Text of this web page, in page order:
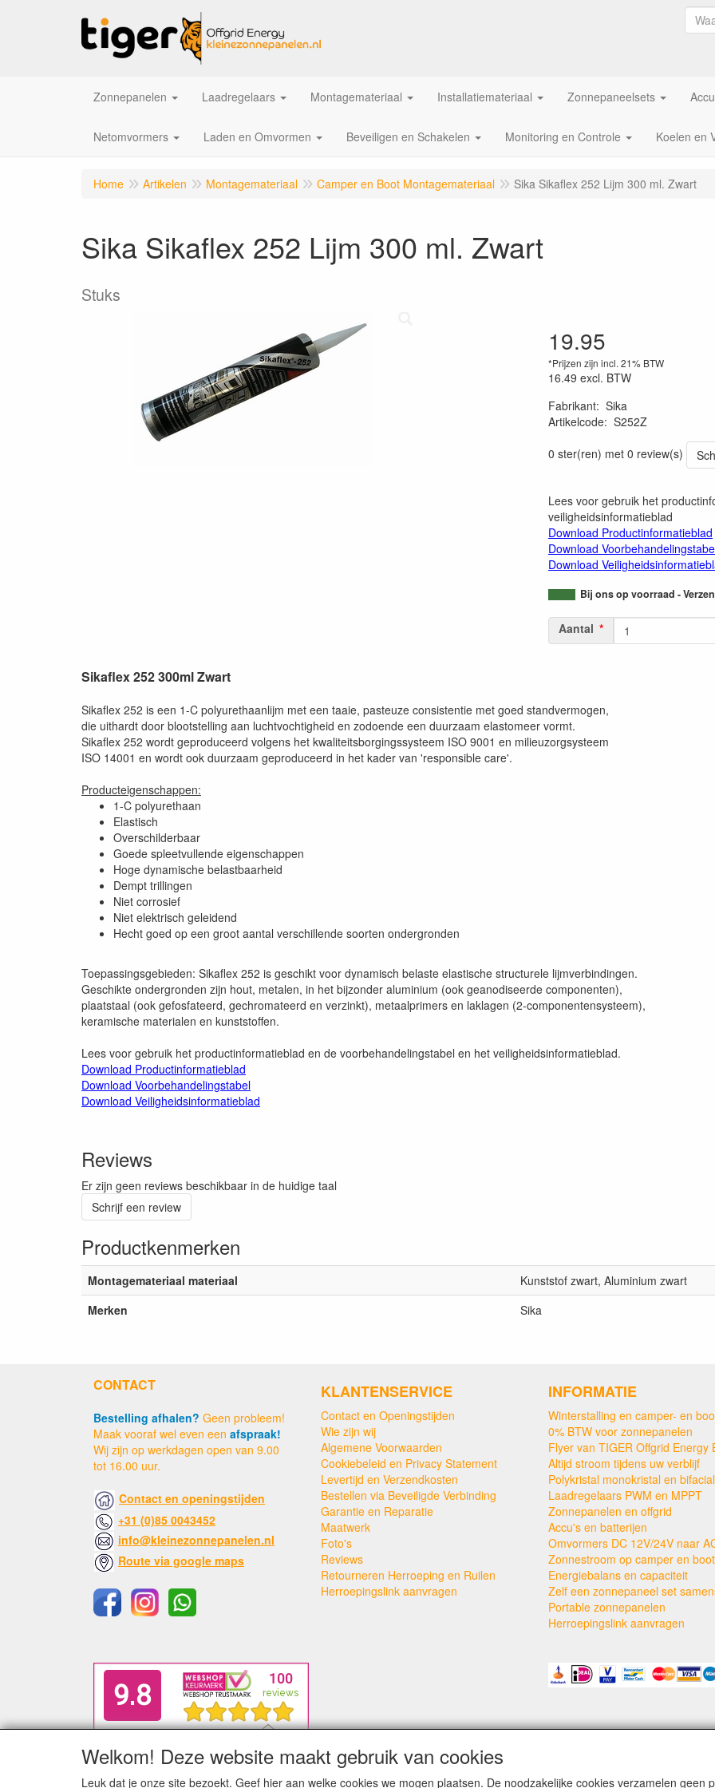
Zonnepanelen Laadregelaars Montagemateriaal Installatiemateriaal Zonnepaneelsets
Netomvormers Laden en Omvormen Beveiligen en Schakelen Monitoring en Controle Koelen en
Home Artikelen Montagemateriaal Camper en Boot Montagemateriaal Sika Sikaflex 252 Lijm 300 ml. Zwart
Sika Sikaflex 252 Lijm 300 ml. Zwart
Stuks
19.95
*Prijzen zijn incl. 21% BTW
16.49 excl. BTW
Fabrikant: Sika
Artikelcode: S252Z
0 ster(ren) met 0 review(s)
Lees voor gebruik het
veiligheidsinformatieblad
Download Productinformatieblad
Download
Download
Bij ons op voorraad -
Aantal
Sikaflex 252 300ml Zwart
Sikaflex 252 is een 1-C polyurethaanlijm met een taaie, pasteuze consistentie met goed standvermogen,
die uithardt door blootstelling aan luchtvochtigheid en zodoende een duurzaam elastomeer vormt.
Sikaflex 252 wordt geproduceerd volgens het kwaliteitsborgingssysteem ISO 9001 en milieuzorgsysteem
ISO 14001 en wordt ook duurzaam geproduceerd in het kader van 'responsible care'.
Producteigenschappen:
1-C polyurethaan
Elastisch
Overschilderbaar
Goede spleetvullende eigenschappen
Hoge dynamische belastbaarheid
Dempt trillingen
Niet corrosief
Niet elektrisch geleidend
Hecht goed op een groot aantal verschillende soorten ondergronden
Toepassingsgebieden: Sikaflex 252 is geschikt voor dynamisch belaste elastische structurele lijmverbindingen.
Geschikte ondergronden zijn hout, metalen, in het bijzonder aluminium (ook geanodiseerde componenten),
plaatstaal (ook gefosfateerd, gechromateerd en verzinkt), metaalprimers en laklagen (2-componentensysteem),
keramische materialen en kunststoffen.
Lees voor gebruik het productinformatieblad en de voorbehandelingstabel en het veiligheidsinformatieblad.
Download Productinformatieblad
Download Voorbehandelingstabel
Download Veiligheidsinformatieblad
Reviews
Er zijn geen reviews beschikbaar in de huidige taal
Schrijf een review
Productkenmerken
Montagemateriaal materiaal
Kunststof zwart, Aluminium zwart
Merken
Sika
CONTACT
Bestelling afhalen? Geen probleem!
Maak vooraf wel even een afspraak!
Wij zijn op werkdagen open van 9.00
tot 16.00 uur.
Contact en openingstijden
+31 (0)85 0043452
info@kleinezonnepanelen.nl
Route via google maps
KLANTENSERVICE
Contact en Openingstijden
Wie zijn wij
Algemene Voorwaarden
Cookiebeleid en Privacy Statement
Levertijd en Verzendkosten
Bestellen via Beveiligde Verbinding
Garantie en Reparatie
Maatwerk
Foto's
Reviews
Retourneren Herroeping en Ruilen
Herroepingslink aanvragen
INFORMATIE
Winterstalling en camper- en
0% BTW voor zonnepanelen
Flyer van TIGER Offgrid Energy
Altijd stroom tijdens uw verblijf
Polykristal monokristal en bifacial
Laadregelaars PWM en MPPT
Zonnepanelen en offgrid
Accu's en batterijen
Omvormers DC 12V/24V naar
Zonnestroom op camper en boot
Energiebalans en capaciteit
Zelf een zonnepaneel set
Portable zonnepanelen
Herroepingslink aanvragen
Welkom! Deze website maakt gebruik van cookies
Leuk dat je onze site bezoekt. Geef hier aan welke cookies we mogen plaatsen. De noodzakelijke cookies verzamelen